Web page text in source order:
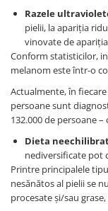
Razele
pielii, la apariția
vinovate de
Conform statisticilor,
melanom este într-o
Actualmente, în
persoane sunt
132.000 de persoane
Dieta
nediversificate pot
Printre principalele
nesănătos al pielii se
procesate și/sau